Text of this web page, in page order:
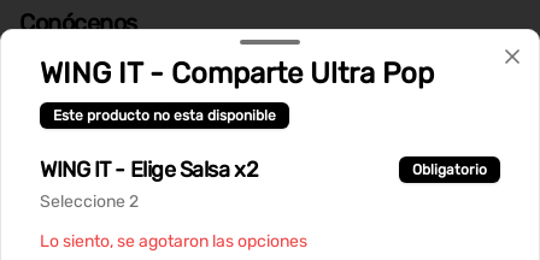
Conócenos
Despacho
Términos y condiciones
Redes sociales
Instagram
WING IT - Comparte Ultra Pop
Este producto no esta disponible
WING IT - Elige Salsa x2 Obligatorio
Seleccione 2
Lo siento, se agotaron las opciones